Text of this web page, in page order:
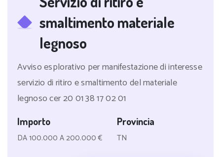
smaltimento materiale
legnoso
Avviso esplorativo per manifestazione di interesse
servizio di ritiro e smaltimento del materiale
legnoso cer 20 01 38 17 02 01
Importo
DA 100.000 A 200.000 €
Provincia
TN